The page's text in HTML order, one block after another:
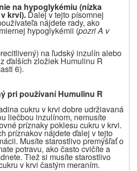
na hypoglykémiu (nízka
krvi). Ďalej v tejto písomnej
nájdete rady, ako
hypoglykémii (pozri A v
na ľudský inzulín alebo
ďalších zložiek Humulinu R
6).
pri používaní Humulinu R
cukru v krvi dobre udržiavaná
liečbou inzulínom, nemusíte
príznaky poklesu cukru v krvi.
príznakov nájdete ďalej v tejto
Musíte starostlivo premýšľať o
potravu, ako často cvičíte a
Tiež si musíte starostlivo
v krvi častým meraním.